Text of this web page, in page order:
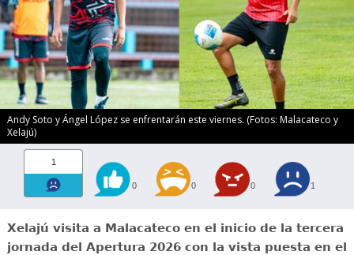
Andy Soto y Ángel López se enfrentarán este viernes. (Fotos: Malacateco y
Xelajú)
1
0 0 0 1
Xelajú visita a Malacateco en el inicio de la tercera
jornada del Apertura 2026 con la vista puesta en el